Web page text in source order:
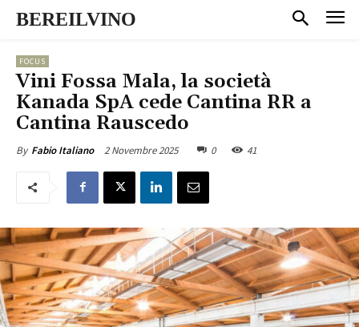
BEREILVINO
FOCUS
Vini Fossa Mala, la società
Kanada SpA cede Cantina RR a
Cantina Rauscedo
By Fabio Italiano 2 Novembre 2025 0 41